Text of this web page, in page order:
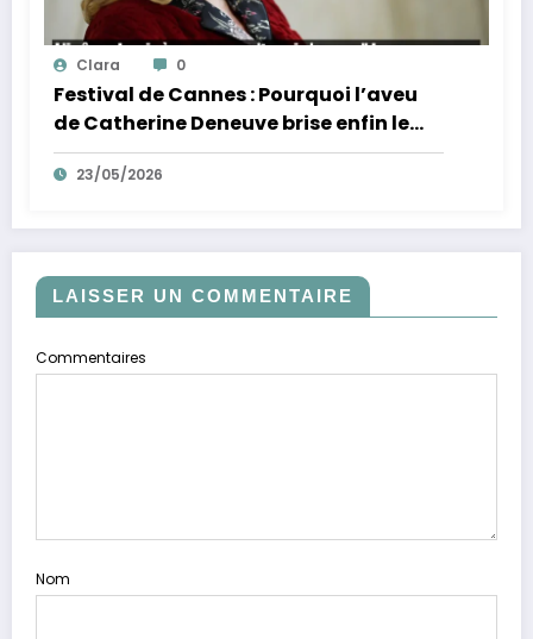
Clara 0
Festival de Cannes : Pourquoi l’aveu
de Catherine Deneuve brise enfin le
mythe de la Croisette
23/05/2026
LAISSER UN COMMENTAIRE
Commentaires
Nom